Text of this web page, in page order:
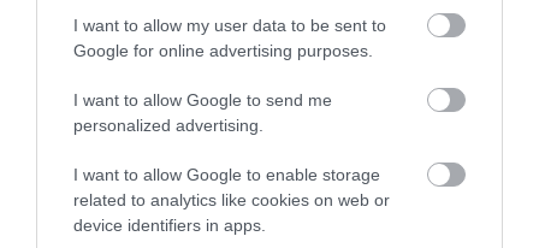
I want to allow my user data to be sent to
Google for online advertising purposes.
I want to allow Google to send me
personalized advertising.
I want to allow Google to enable storage
related to analytics like cookies on web or
device identifiers in apps.
Εφαρμόστε το σκεύασμα μόνο αφού εντοπίσετε την οπή εισόδου της
φωλιάς. Επικοινωνήστε με αδειοδοτημένο συνεργείο απεντόμωσης –
μυοκτονίας εάν το σχήμα της σφηκοφωλιάς δεν επιτρέπει να
προσδιορίσετε με σαφήνεια την οπή εισόδου των εντόμων.
Εφαρμόστε 2,5 γρ. προϊόντος απευθείας στις οπές εισόδου της
σφηκοφωλιάς. Εφαρμόζεται τοπικά στην είσοδο της σφηκοφωλιάς.